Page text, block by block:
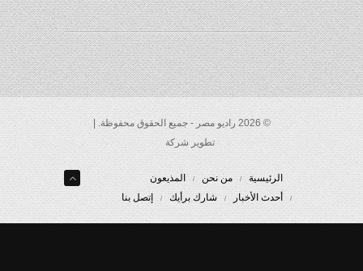
© 2026 راديو مصر - جميع الحقوق محفوظة. |
تطوير شركة
الرئيسية من نحن
المذيعون
أحدث الأخبار
شارك برأيك إتصل بنا